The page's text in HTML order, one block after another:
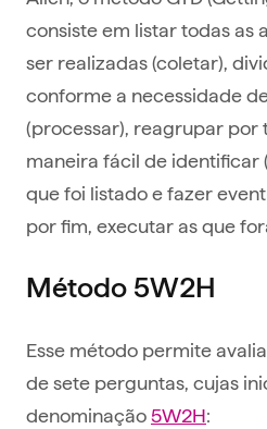
consiste em listar todas as
ser realizadas (coletar),
conforme a necessidade
(processar), reagrupar por
maneira fácil de identificar
que foi listado e fazer
por fim, executar as que
Método 5W2H
Esse método permite
de sete perguntas, cujas
denominação5W2H: